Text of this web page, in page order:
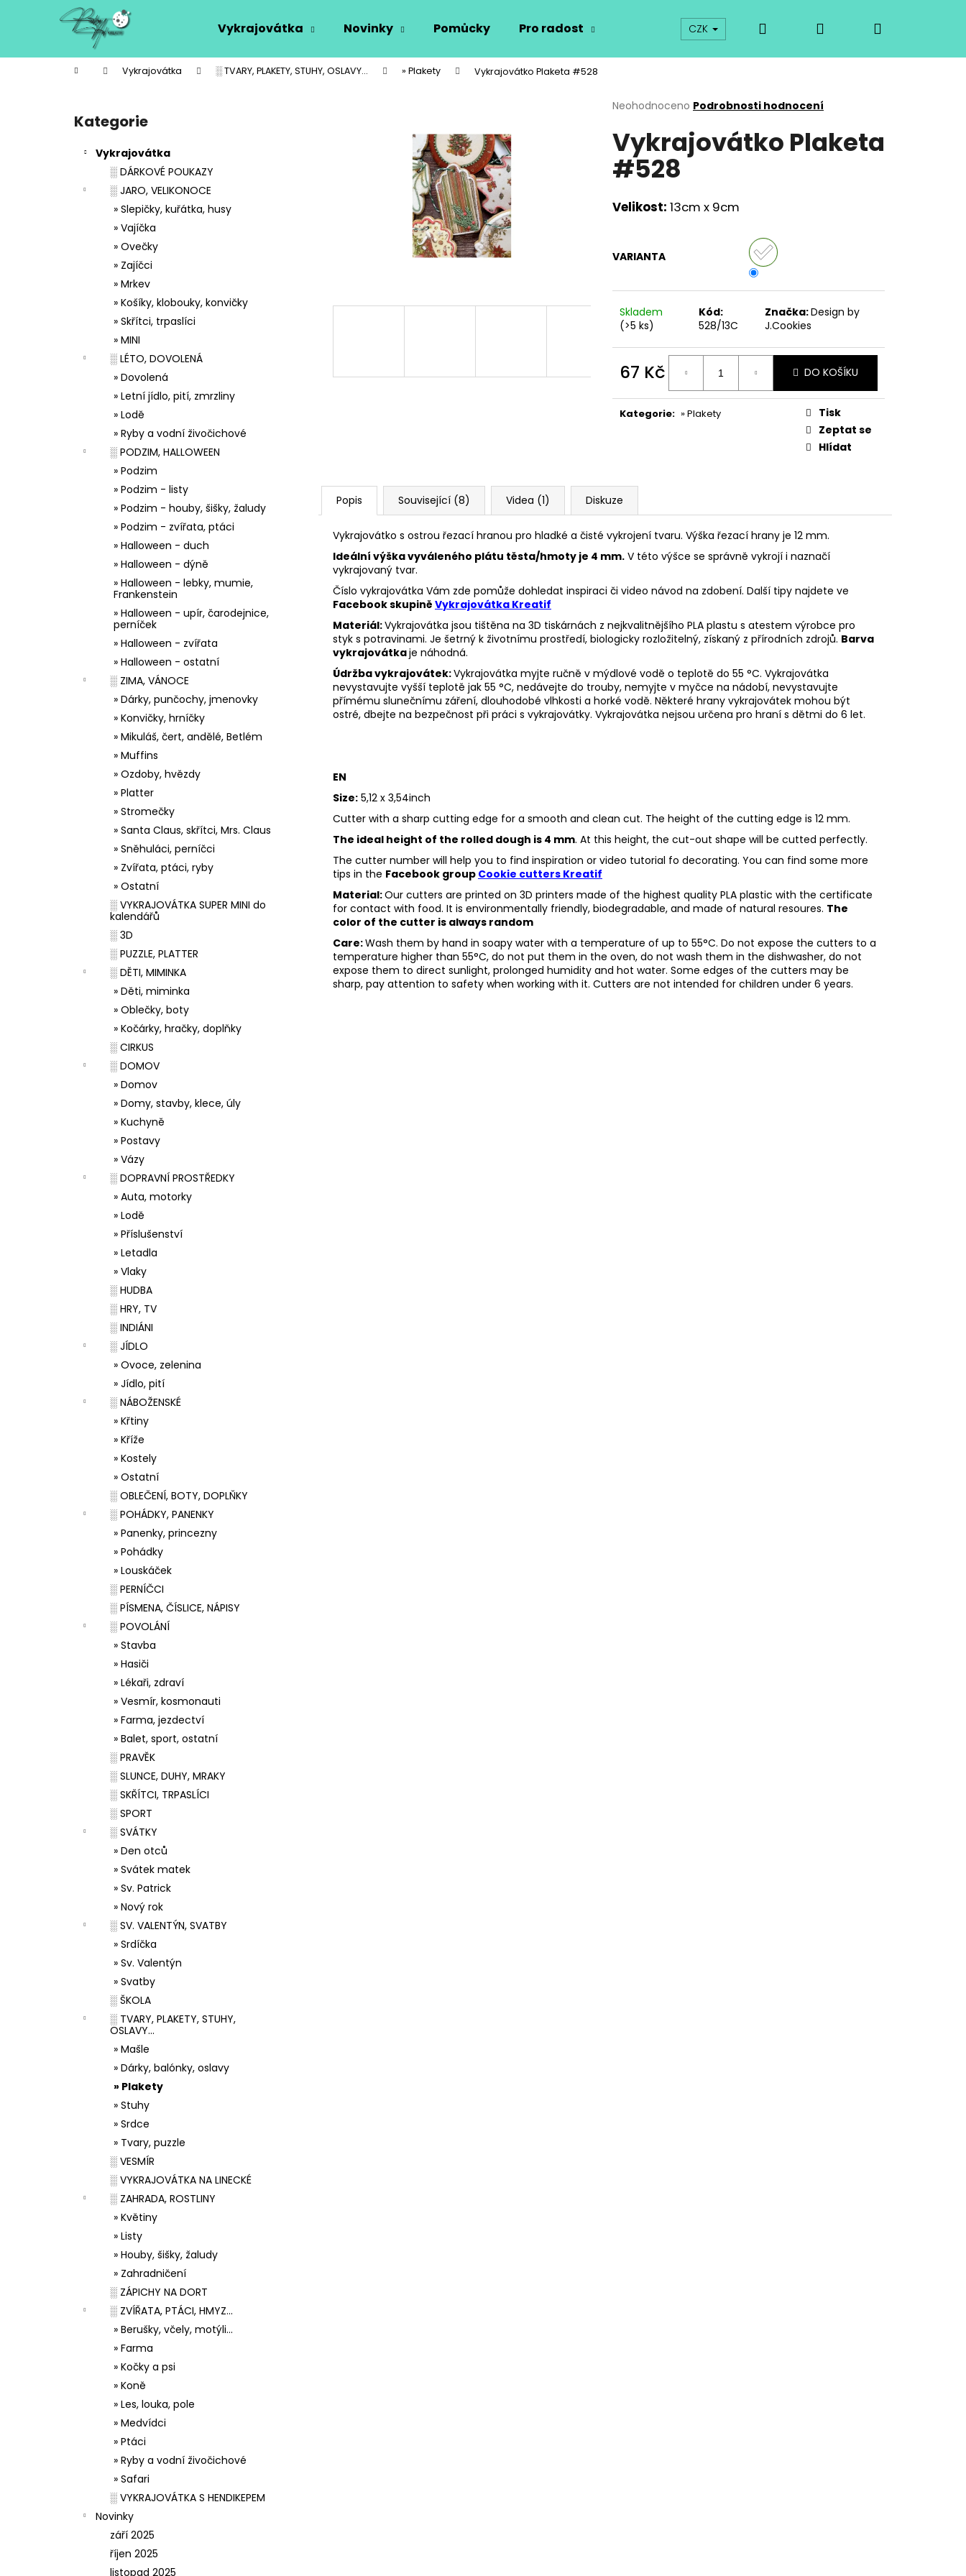
Vykrajovátka Novinky Pomůcky Pro radost Kurzy Odkazy O vykrajovátkách
CZK Přihlášení
Domů Vykrajovátka ░ TVARY, PLAKETY, STUHY, OSLAVY... » Plakety Vykrajovátko Plaketa #528
Přeskočit
kategorie
Kategorie
Vykrajovátka
░ DÁRKOVÉ POUKAZY
░ JARO, VELIKONOCE
» Slepičky, kuřátka, husy
» Vajíčka
» Ovečky
» Zajíčci
» Mrkev
» Košíky, klobouky, konvičky
» Skřítci, trpaslíci
» MINI
░ LÉTO, DOVOLENÁ
» Dovolená
» Letní jídlo, pití, zmrzliny
» Lodě
» Ryby a vodní živočichové
░ PODZIM, HALLOWEEN
» Podzim
» Podzim - listy
» Podzim - houby, šišky, žaludy
» Podzim - zvířata, ptáci
» Halloween - duch
» Halloween - dýně
» Halloween - lebky, mumie,
Frankenstein
» Halloween - upír, čarodejnice,
perníček
» Halloween - zvířata
» Halloween - ostatní
░ ZIMA, VÁNOCE
» Dárky, punčochy, jmenovky
» Konvičky, hrníčky
» Mikuláš, čert, andělé, Betlém
» Muffins
» Ozdoby, hvězdy
» Platter
» Stromečky
» Santa Claus, skřítci, Mrs. Claus
» Sněhuláci, perníčci
» Zvířata, ptáci, ryby
» Ostatní
░ VYKRAJOVÁTKA SUPER MINI do
kalendářů
░ 3D
░ PUZZLE, PLATTER
░ DĚTI, MIMINKA
» Děti, miminka
» Oblečky, boty
» Kočárky, hračky, doplňky
░ CIRKUS
░ DOMOV
» Domov
» Domy, stavby, klece, úly
» Kuchyně
» Postavy
» Vázy
░ DOPRAVNÍ PROSTŘEDKY
» Auta, motorky
» Lodě
» Příslušenství
» Letadla
» Vlaky
░ HUDBA
░ HRY, TV
░ INDIÁNI
░ JÍDLO
» Ovoce, zelenina
» Jídlo, pití
░ NÁBOŽENSKÉ
» Křtiny
» Kříže
» Kostely
» Ostatní
░ OBLEČENÍ, BOTY, DOPLŇKY
░ POHÁDKY, PANENKY
» Panenky, princezny
» Pohádky
» Louskáček
░ PERNÍČCI
░ PÍSMENA, ČÍSLICE, NÁPISY
░ POVOLÁNÍ
» Stavba
» Hasiči
» Lékaři, zdraví
» Vesmír, kosmonauti
» Farma, jezdectví
» Balet, sport, ostatní
░ PRAVĚK
░ SLUNCE, DUHY, MRAKY
░ SKŘÍTCI, TRPASLÍCI
░ SPORT
░ SVÁTKY
» Den otců
» Svátek matek
» Sv. Patrick
» Nový rok
░ SV. VALENTÝN, SVATBY
» Srdíčka
» Sv. Valentýn
» Svatby
░ ŠKOLA
░ TVARY, PLAKETY, STUHY,
OSLAVY...
» Mašle
» Dárky, balónky, oslavy
» Plakety
» Stuhy
» Srdce
» Tvary, puzzle
░ VESMÍR
░ VYKRAJOVÁTKA NA LINECKÉ
░ ZAHRADA, ROSTLINY
» Květiny
» Listy
» Houby, šišky, žaludy
» Zahradničení
░ ZÁPICHY NA DORT
░ ZVÍŘATA, PTÁCI, HMYZ...
» Berušky, včely, motýli...
» Farma
» Kočky a psi
» Koně
» Les, louka, pole
» Medvídci
» Ptáci
» Ryby a vodní živočichové
» Safari
░ VYKRAJOVÁTKA S HENDIKEPEM
Novinky
září 2025
říjen 2025
listopad 2025
Průměrné
produktu
je
0,0
z
hvězdiček.
Neohodnoceno Podrobnosti hodnocení
Vykrajovátko Plaketa
#528
Velikost: 13cm x 9cm
VARIANTA
Skladem
(>5 ks)
Kód:
528/13C
Značka:Design by
J.Cookies
67 Kč
cena:
DO KOŠÍKU
Kategorie: » Plakety
Tisk
Zeptat se
Hlídat
Popis Související (8) Videa (1) Diskuze
Vykrajovátko s ostrou řezací hranou pro hladké a čisté vykrojení tvaru. Výška řezací hrany je 12 mm.
Ideální výška vyváleného plátu těsta/hmoty je 4 mm. V této výšce se správně vykrojí i naznačí
vykrajovaný tvar.
Číslo vykrajovátka Vám zde pomůže dohledat inspiraci či video návod na zdobení. Další tipy najdete ve
Facebook skupině Vykrajovátka Kreatif
Materiál:Vykrajovátka jsou tištěna na 3D tiskárnách z nejkvalitnějšího PLA plastu s atestem výrobce pro
styk s potravinami. Je šetrný k životnímu prostředí, biologicky rozložitelný, získaný z přírodních zdrojů. Barva
vykrajovátkaje náhodná.
Údržba vykrajovátek:Vykrajovátka myjte ručně v mýdlové vodě o teplotě do 55 °C. Vykrajovátka
nevystavujte vyšší teplotě jak 55 °C, nedávejte do trouby, nemyjte v myčce na nádobí, nevystavujte
přímému slunečnímu záření, dlouhodobé vlhkosti a horké vodě. Některé hrany vykrajovátek mohou být
ostré, dbejte na bezpečnost při práci s vykrajovátky. Vykrajovátka nejsou určena pro hraní s dětmi do 6 let.
EN
Size: 5,12 x 3,54inch
Cutter with a sharp cutting edge for a smooth and clean cut. The height of the cutting edge is 12 mm.
The ideal height of the rolled dough is 4 mm. At this height, the cut-out shape will be cutted perfectly.
The cutter number will help you to find inspiration or video tutorial fo decorating. You can find some more
tips in the Facebook group Cookie cutters Kreatif
Material:Our cutters are printed on 3D printers made of the highest quality PLA plastic with the certificate
for contact with food. It is environmentally friendly, biodegradable, and made of natural resoures. The
color of the cutter is always random
Care:Wash them by hand in soapy water with a temperature of up to 55°C. Do not expose the cutters to a
temperature higher than 55°C, do not put them in the oven, do not wash them in the dishwasher, do not
expose them to direct sunlight, prolonged humidity and hot water. Some edges of the cutters may be
sharp, pay attention to safety when working with it. Cutters are not intended for children under 6 years.
í
Zpět
do
Zpět
do
Co potřebujete najít?
Doporučujeme
33001 ZDOBÍCÍ SÁČEK
VYKRAJOVÁTKA PODZIMNÍ KOLEKCE